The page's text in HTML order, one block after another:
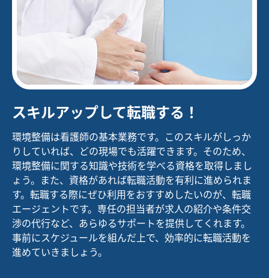
スキルアップして転職する！
環境整備は看護師の基本業務です。このスキルがしっか
りしていれば、どの現場でも活躍できます。そのため、
環境整備に関する知識や技術を学べる資格を取得しまし
ょう。また、資格があれば転職活動を有利に進められま
す。転職する際にぜひ利用をおすすめしたいのが、転職
エージェントです。専任の担当者が求人の紹介や条件交
渉の代行など、あらゆるサポートを提供してくれます。
事前にスケジュールを組んだ上で、効率的に転職活動を
進めていきましょう。